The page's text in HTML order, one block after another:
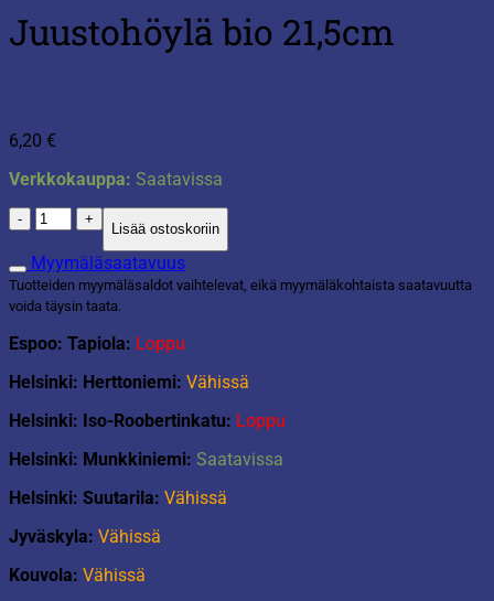
Juustohöylä bio 21,5cm
6,20 €
Verkkokauppa: Saatavissa
Juustohöylä
bio
21,5cm
määrä
Lisää ostoskoriin
Myymäläsaatavuus
Tuotteiden myymäläsaldot vaihtelevat, eikä myymäläkohtaista saatavuutta
voida täysin taata.
Espoo: Tapiola: Loppu
Helsinki: Herttoniemi: Vähissä
Helsinki: Iso-Roobertinkatu: Loppu
Helsinki: Munkkiniemi: Saatavissa
Helsinki: Suutarila: Vähissä
Jyväskyla: Vähissä
Kouvola: Vähissä